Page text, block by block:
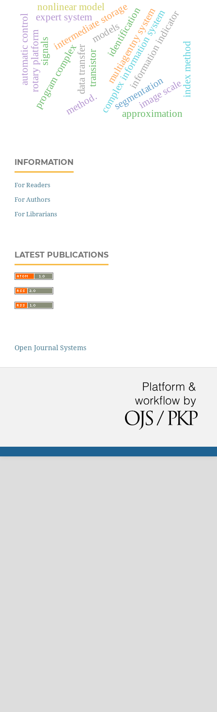
data transfer
intermediate storagecomplex information system
method. segmentation
information indicator
image scale
program complex multiagentny system
expert system
nonlinear model
approximation
transistor index method
rotary platform
automatic control identification
signals
models
INFORMATION
For Readers
For Authors
For Librarians
LATEST PUBLICATIONS
Open Journal Systems